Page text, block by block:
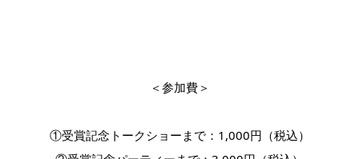
＜参加費＞
①受賞記念トークショーまで： 1,000円（税込）